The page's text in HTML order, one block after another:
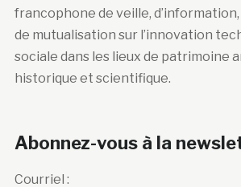
francophone de veille,
de mutualisation sur l’innovation
sociale dans les lieux de patrimoine
historique et scientifique.
Abonnez-vous à la
Courriel :